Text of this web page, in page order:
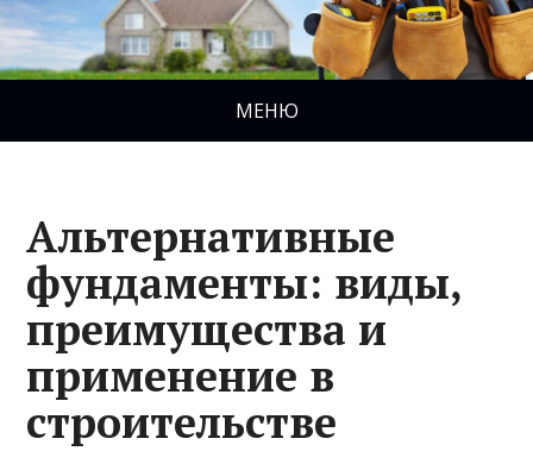
МЕНЮ
Альтернативные
фундаменты: виды,
преимущества и
применение в
строительстве